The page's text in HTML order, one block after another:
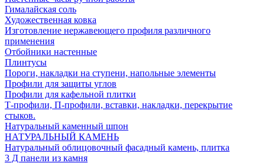
Гималайская соль
Художественная ковка
Изготовление нержавеющего профиля различного
применения
Отбойники настенные
Плинтусы
Пороги, накладки на ступени, напольные элементы
Профили для защиты углов
Профили для кафельной плитки
Т-профили, П-профили, вставки, накладки, перекрытие
стыков.
Натуральный каменный шпон
НАТУРАЛЬНЫЙ КАМЕНЬ
Натуральный облицовочный фасадный камень, плитка
3 Д панели из камня